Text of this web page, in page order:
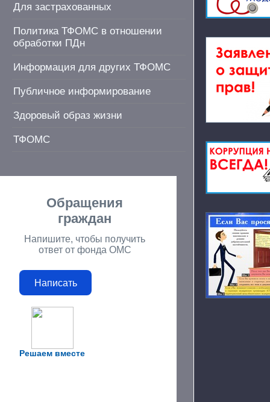
Для застрахованных
Политика ТФОМС в отношении
обработки ПДн
Информация для других ТФОМС
Публичное информирование
Здоровый образ жизни
ТФОМС
Решаем вместе
Обращения
граждан
Напишите, чтобы получить
ответ от фонда ОМС
Написать